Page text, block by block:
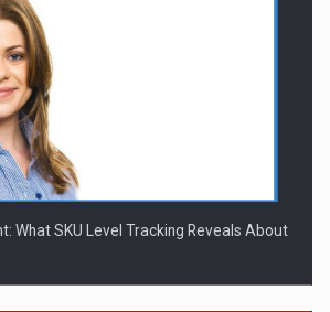
What SKU Level Tracking Reveals About